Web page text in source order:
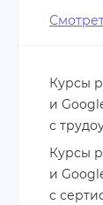
Курсы
и
с
Курсы
и
с